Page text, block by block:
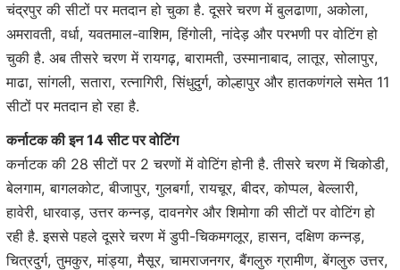
चंद्रपुर की सीटों पर मतदान हो चुका है. दूसरे चरण में बुलढाणा, अकोला,
अमरावती, वर्धा, यवतमाल-वाशिम, हिंगोली, नांदेड़ और परभणी पर वोटिंग हो
चुकी है. अब तीसरे चरण में रायगढ़, बारामती, उस्मानाबाद, लातूर, सोलापुर,
माढा, सांगली, सतारा, रत्नागिरी, सिंधुदुर्ग, कोल्हापुर और हातकणंगले समेत 11
सीटों पर मतदान हो रहा है.
कर्नाटक की इन 14 सीट पर वोटिंग
कर्नाटक की 28 सीटों पर 2 चरणों में वोटिंग होनी है. तीसरे चरण में चिकोडी,
बेलगाम, बागलकोट, बीजापुर, गुलबर्गा, रायचूर, बीदर, कोप्पल, बेल्लारी,
हावेरी, धारवाड़, उत्तर कन्नड़, दावनगेर और शिमोगा की सीटों पर वोटिंग हो
रही है. इससे पहले दूसरे चरण में डुपी-चिकमगलूर, हासन, दक्षिण कन्नड़,
चित्रदुर्ग, तुमकुर, मांड्या, मैसूर, चामराजनगर, बैंगलुरु ग्रामीण, बेंगलुरु उत्तर,